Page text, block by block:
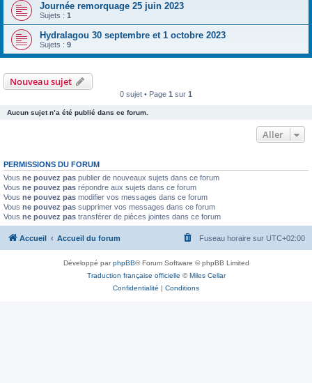
Journée remorquage 25 juin 2023
Sujets : 1
Hydralagou 30 septembre et 1 octobre 2023
Sujets : 9
Nouveau sujet
0 sujet • Page 1 sur 1
Aucun sujet n’a été publié dans ce forum.
Aller
PERMISSIONS DU FORUM
Vous ne pouvez pas publier de nouveaux sujets dans ce forum
Vous ne pouvez pas répondre aux sujets dans ce forum
Vous ne pouvez pas modifier vos messages dans ce forum
Vous ne pouvez pas supprimer vos messages dans ce forum
Vous ne pouvez pas transférer de pièces jointes dans ce forum
Accueil Accueil du forum Fuseau horaire sur UTC+02:00
Développé parphpBB® Forum Software © phpBB Limited
Traduction française officielle ©Miles Cellar
Confidentialité | Conditions